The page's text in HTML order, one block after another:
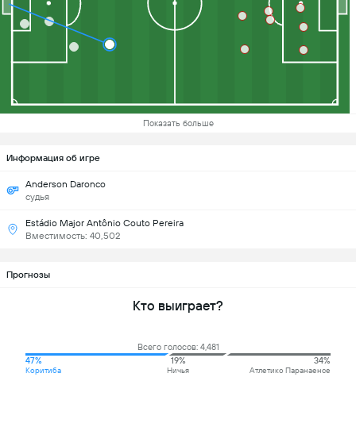
Показать больше
Информация об игре
Anderson Daronco
судья
Estádio Major Antônio Couto Pereira
Вместимость: 40,502
Прогнозы
Кто выиграет?
Всего голосов: 4,481
47%
Коритиба
19%
Ничья
34%
Атлетико Паранаенсе